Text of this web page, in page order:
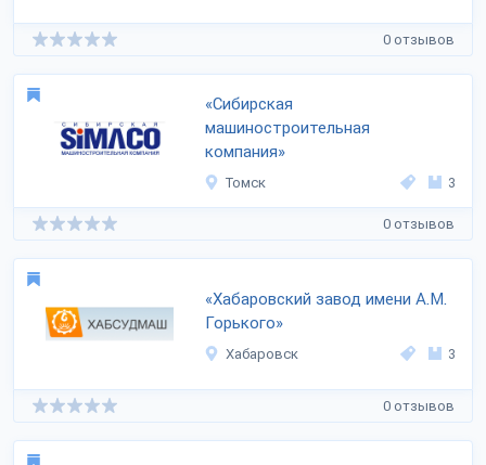
0 отзывов
«Сибирская
машиностроительная
компания»
Томск 3
0 отзывов
«Хабаровский завод имени А.М.
Горького»
Хабаровск 3
0 отзывов